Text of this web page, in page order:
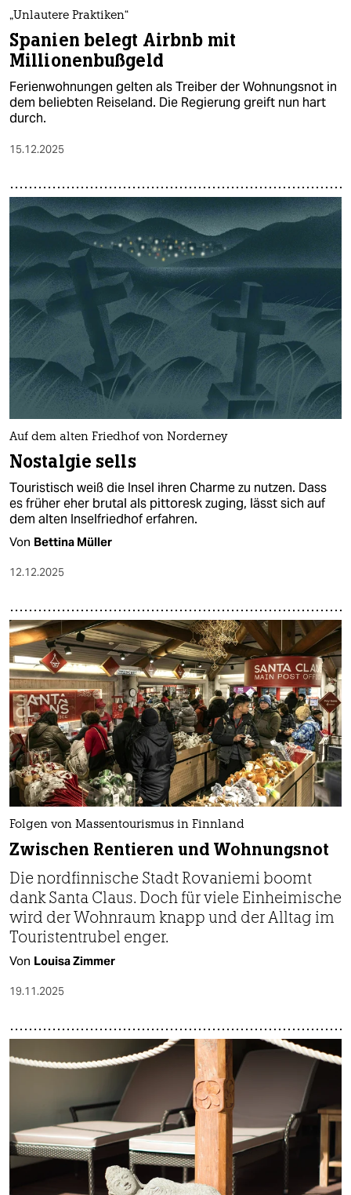
„Unlautere Praktiken“
Spanien belegt Airbnb mit
Millionenbußgeld
Ferienwohnungen gelten als Treiber der Wohnungsnot in
dem beliebten Reiseland. Die Regierung greift nun hart
durch.
15.12.2025
Auf dem alten Friedhof von Norderney
Nostalgie sells
Touristisch weiß die Insel ihren Charme zu nutzen. Dass
es früher eher brutal als pittoresk zuging, lässt sich auf
dem alten Inselfriedhof erfahren.
Von Bettina Müller
12.12.2025
Folgen von Massentourismus in Finnland
Zwischen Rentieren und Wohnungsnot
Die nordfinnische Stadt Rovaniemi boomt
dank Santa Claus. Doch für viele Einheimische
wird der Wohnraum knapp und der Alltag im
Touristentrubel enger.
Von Louisa Zimmer
19.11.2025